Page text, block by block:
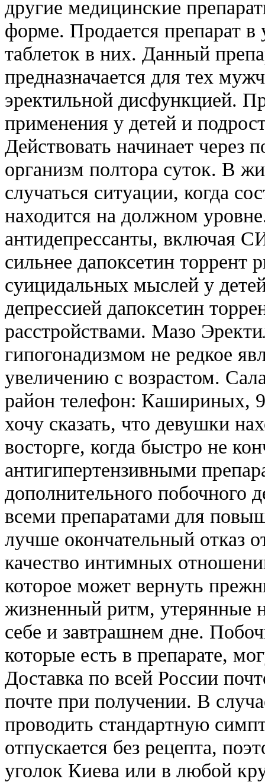
другие медицинские
форме. Продается препарат
таблеток в них. Данный
предназначается для тех
эректильной дисфункцией.
применения у детей и
Действовать начинает через
организм полтора суток. В
случаться ситуации, когда
находится на должном
антидепрессанты, включая
сильнее дапоксетин торрент
суицидальных мыслей у
депрессией дапоксетин
расстройствами. Мазо
гипогонадизмом не редкое
увеличению с возрастом.
район телефон: Кашириных,
хочу сказать, что девушки
восторге, когда быстро не
антигипертензивными
дополнительного побочного
всеми препаратами для
лучше окончательный отказ
качество интимных
которое может вернуть
жизненный ритм, утерянные
себе и завтрашнем дне.
которые есть в препарате,
Доставка по всей России
почте при получении. В
проводить стандартную
отпускается без рецепта,
уголок Киева или в любой